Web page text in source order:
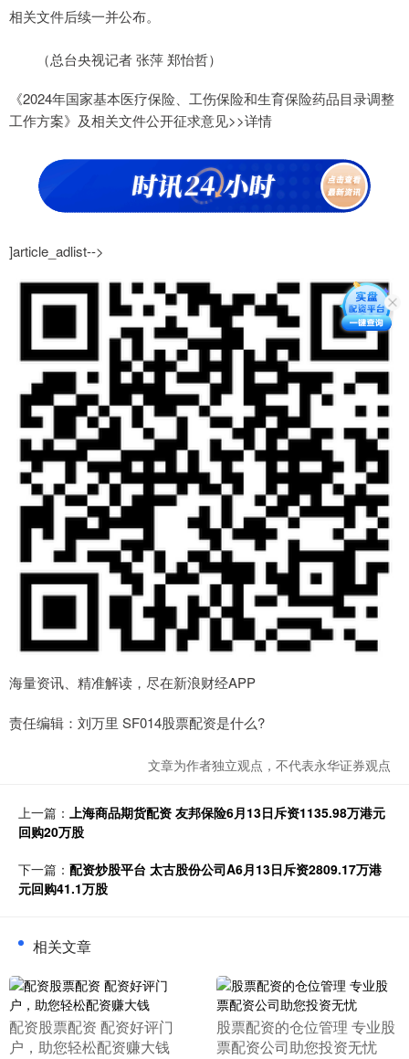
相关文件后续一并公布。
（总台央视记者 张萍 郑怡哲）
《2024年国家基本医疗保险、工伤保险和生育保险药品目录调整
工作方案》及相关文件公开征求意见>>详情
]article_adlist-->
海量资讯、精准解读，尽在新浪财经APP
责任编辑：刘万里 SF014股票配资是什么?
文章为作者独立观点，不代表永华证券观点
上一篇： 上海商品期货配资 友邦保险6月13日斥资1135.98万港元
回购20万股
下一篇： 配资炒股平台 太古股份公司A6月13日斥资2809.17万港
元回购41.1万股
相关文章
​配资股票配资 配资好评门
户，助您轻松配资赚大钱
​股票配资的仓位管理 专业股
票配资公司助您投资无忧